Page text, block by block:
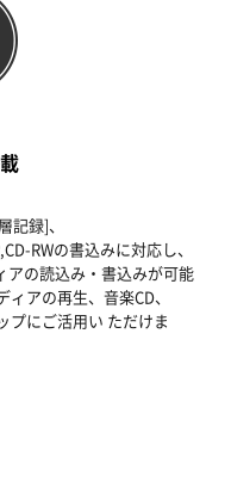
録]、
RWの書込みに対応し、
アの読込み・書込みが可能
アの再生、音楽CD、
プにご活用い ただけま